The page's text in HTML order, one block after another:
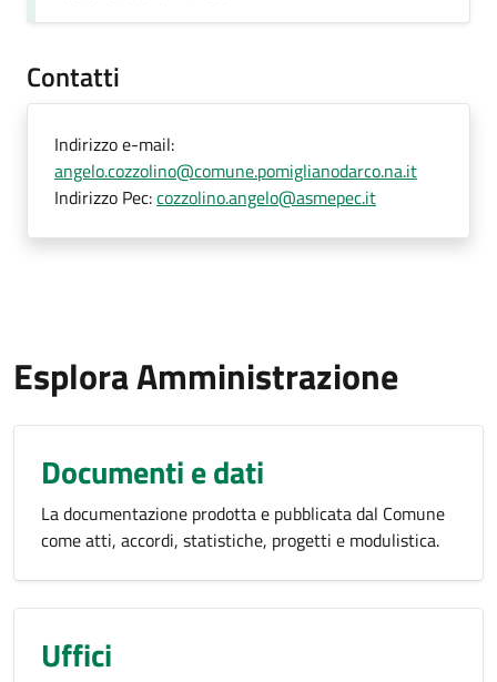
Contatti
Indirizzo e-mail:
angelo.cozzolino@comune.pomiglianodarco.na.it
Indirizzo Pec:cozzolino.angelo@asmepec.it
Esplora Amministrazione
Documenti e dati
La documentazione prodotta e pubblicata dal Comune
come atti, accordi, statistiche, progetti e modulistica.
Uffici